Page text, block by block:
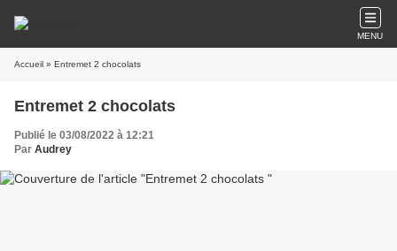
MENU
Accueil » Entremet 2 chocolats
Entremet 2 chocolats
Publié le 03/08/2022 à 12:21
Par Audrey